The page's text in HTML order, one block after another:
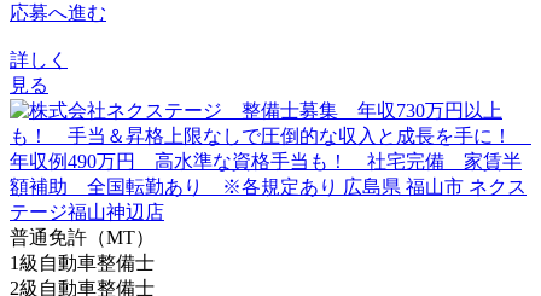
応募へ進む
詳しく
見る
普通免許（MT）
1級自動車整備士
2級自動車整備士